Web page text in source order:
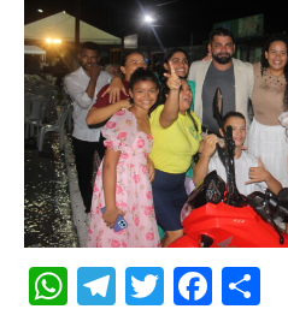
WhatsApp
Telegram
Twitter